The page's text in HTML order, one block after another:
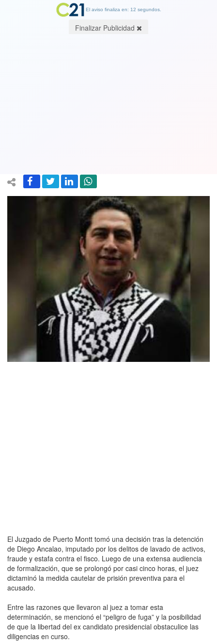
El Juzgado de Puerto Montt tomó una decisión tras la detención
de Diego Ancalao, imputado por los delitos de lavado de activos,
fraude y estafa contra el fisco. Luego de una extensa audiencia
de formalización, que se prolongó por casi cinco horas, el juez
dictaminó la medida cautelar de prisión preventiva para el
acusado.
Entre las razones que llevaron al juez a tomar esta
determinación, se mencionó el “peligro de fuga” y la posibilidad
de que la libertad del ex candidato presidencial obstaculice las
diligencias en curso.
El aviso finaliza en: 12 segundos.
Finalizar Publicidad